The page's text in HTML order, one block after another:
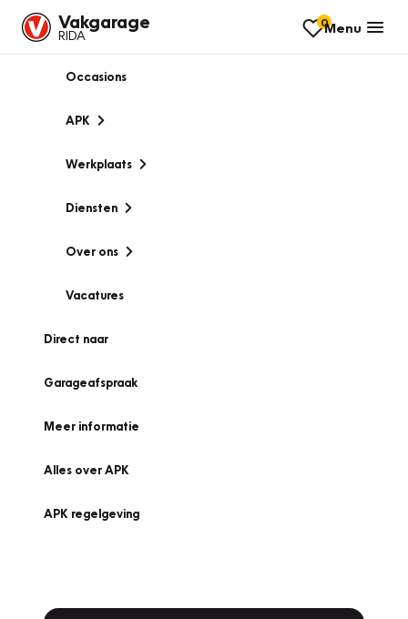
Vakgarage
RIDA
0Menu
Occasions
APK
Werkplaats
Diensten
Over ons
Vacatures
Direct naar
Garageafspraak
Meer informatie
Alles over APK
APK regelgeving